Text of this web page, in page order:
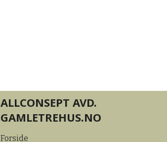
ALLCONSEPT AVD.
GAMLETREHUS.NO
Forside